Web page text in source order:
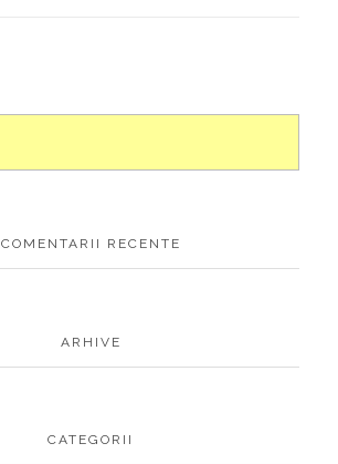
COMENTARII RECENTE
ARHIVE
CATEGORII